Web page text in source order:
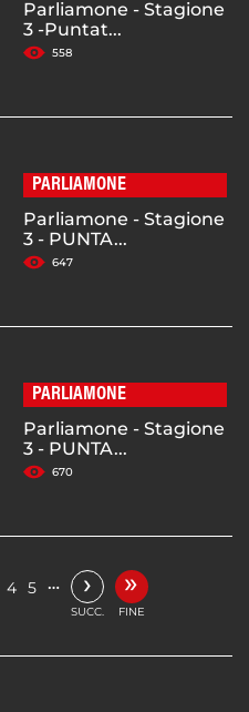
Parliamone - Stagione
3 -Puntat...
558
PARLIAMONE
Parliamone - Stagione
3 - PUNTA...
647
PARLIAMONE
Parliamone - Stagione
3 - PUNTA...
670
4 5 … ›
SUCC.
»
FINE